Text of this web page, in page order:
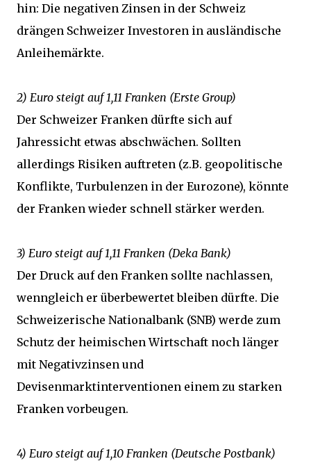
hin: Die negativen Zinsen in der Schweiz
drängen Schweizer Investoren in ausländische
Anleihemärkte.
2) Euro steigt auf 1,11 Franken (Erste Group)
Der Schweizer Franken dürfte sich auf
Jahressicht etwas abschwächen. Sollten
allerdings Risiken auftreten (z.B. geopolitische
Konflikte, Turbulenzen in der Eurozone), könnte
der Franken wieder schnell stärker werden.
3) Euro steigt auf 1,11 Franken (Deka Bank)
Der Druck auf den Franken sollte nachlassen,
wenngleich er überbewertet bleiben dürfte. Die
Schweizerische Nationalbank (SNB) werde zum
Schutz der heimischen Wirtschaft noch länger
mit Negativzinsen und
Devisenmarktinterventionen einem zu starken
Franken vorbeugen.
4) Euro steigt auf 1,10 Franken (Deutsche Postbank)